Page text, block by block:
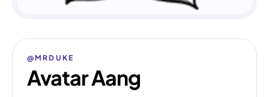
@MRDUKE
Avatar Aang